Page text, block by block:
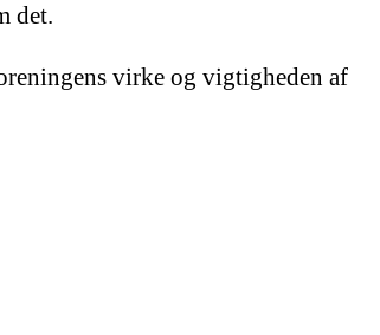
det.
virke og vigtigheden af